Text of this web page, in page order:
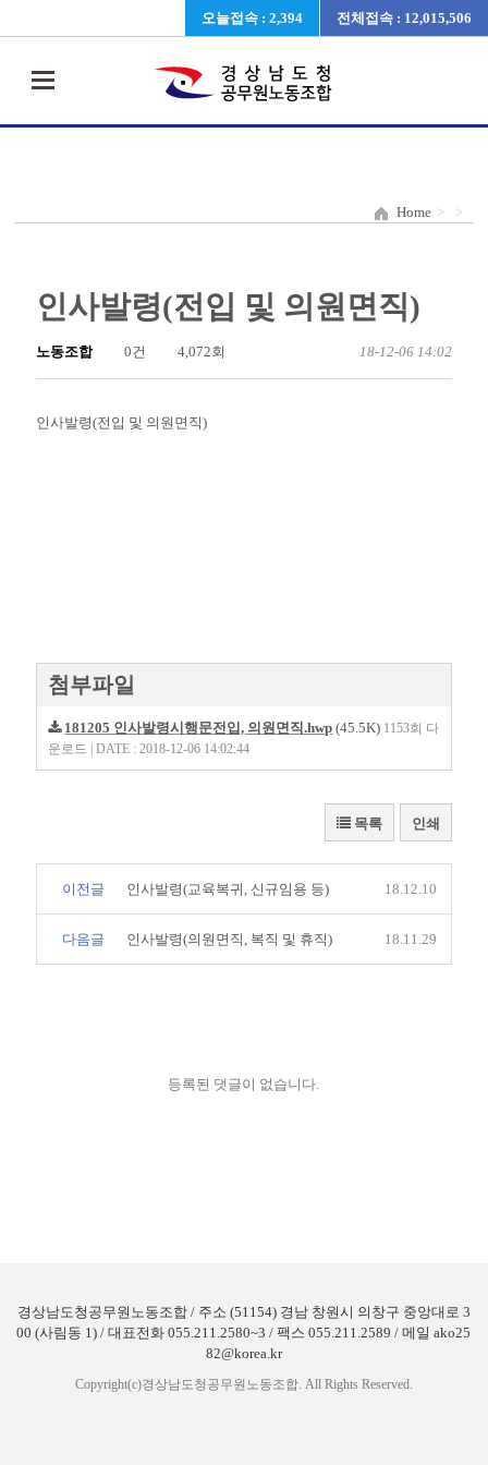
오늘접속 : 2,394 전체접속 : 12,015,506
Home > >
인사발령(전입 및 의원면직)
노동조합 0건 4,072회 18-12-06 14:02
인사발령(전입 및 의원면직)
첨부파일
181205 인사발령시행문전입, 의원면직.hwp (45.5K) 1153회 다
운로드 | DATE : 2018-12-06 14:02:44
목록 인쇄
이전글 인사발령(교육복귀, 신규임용 등) 18.12.10
다음글 인사발령(의원면직, 복직 및 휴직) 18.11.29
등록된 댓글이 없습니다.
경상남도청공무원노동조합 / 주소 (51154) 경남 창원시 의창구 중앙대로 3
00 (사림동 1) / 대표전화 055.211.2580~3 / 팩스 055.211.2589 / 메일 ako25
82@korea.kr
Copyright(c)경상남도청공무원노동조합. All Rights Reserved.